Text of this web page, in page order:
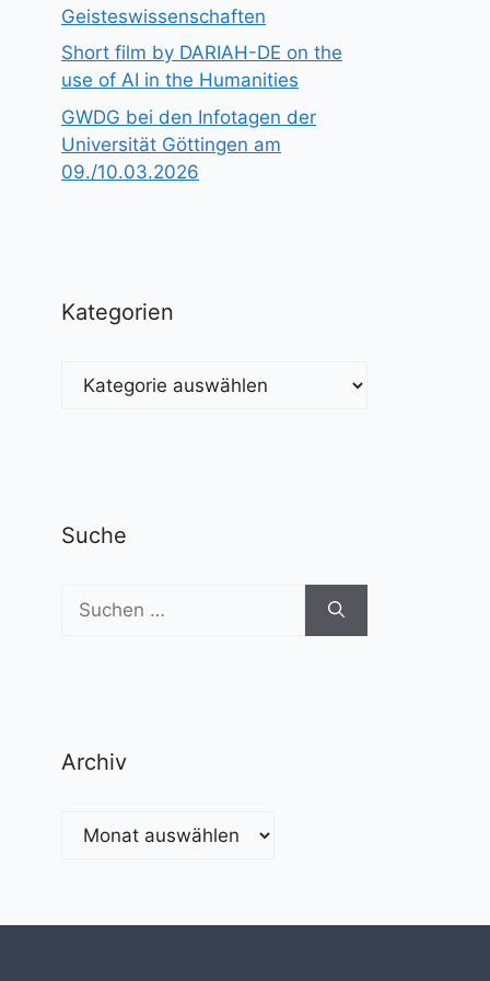
Geisteswissenschaften
Short film by DARIAH-DE on the
use of AI in the Humanities
GWDG bei den Infotagen der
Universität Göttingen am
09./10.03.2026
Kategorien
Kategorien
Suche
nach:
Archiv
Archiv